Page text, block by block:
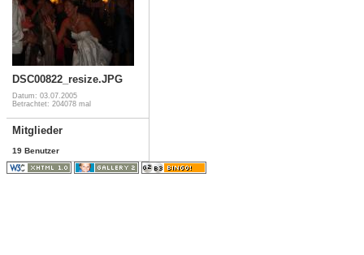
DSC00822_resize.JPG
Datum: 03.07.2005
Betrachtet: 204078 mal
Mitglieder
19 Benutzer